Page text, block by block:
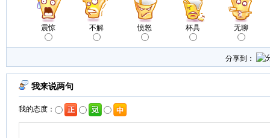
震惊 不解 愤怒 杯具 无聊
分享到：